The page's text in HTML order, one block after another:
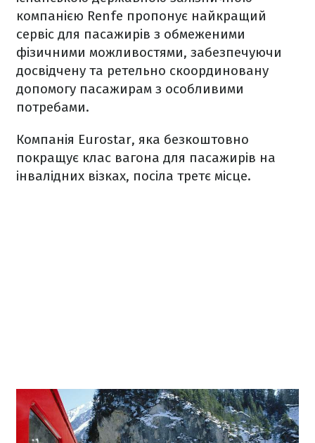
компанією Renfe пропонує найкращий
сервіс для пасажирів з обмеженими
фізичними можливостями, забезпечуючи
досвідчену та ретельно скоординовану
допомогу пасажирам з особливими
потребами.
Компанія Eurostar, яка безкоштовно
покращує клас вагона для пасажирів на
інвалідних візках, посіла третє місце.